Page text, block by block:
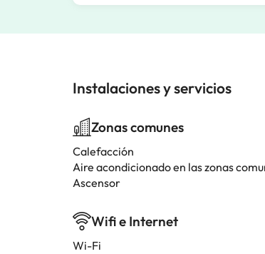
Instalaciones y servicios
Zonas comunes
Calefacción
Aire acondicionado en las zonas
Ascensor
Wifi e Internet
Wi-Fi